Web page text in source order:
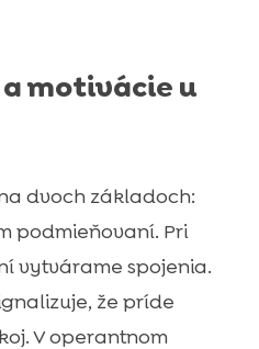
motivácie u
dvoch základoch:
podmieňovaní. Pri
vytvárame spojenia.
že príde
V operantnom